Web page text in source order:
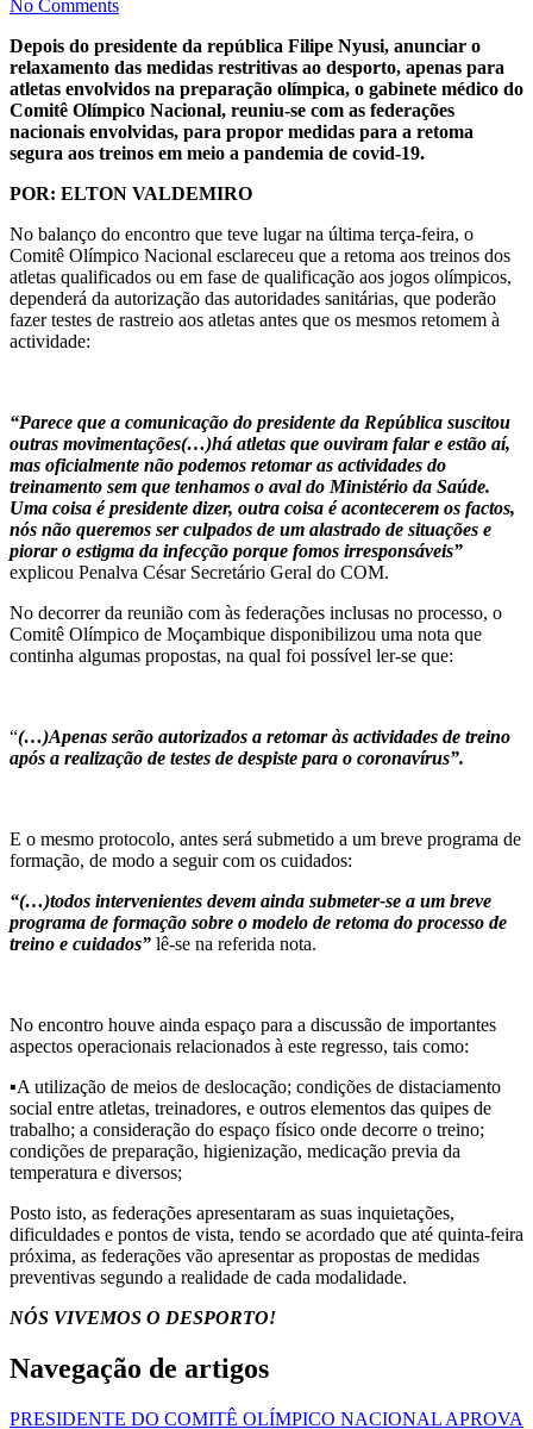
No Comments
Depois do presidente da república Filipe Nyusi, anunciar o
relaxamento das medidas restritivas ao desporto, apenas para
atletas envolvidos na preparação olímpica, o gabinete médico do
Comitê Olímpico Nacional, reuniu-se com as federações
nacionais envolvidas, para propor medidas para a retoma
segura aos treinos em meio a pandemia de covid-19.
POR: ELTON VALDEMIRO
No balanço do encontro que teve lugar na última terça-feira, o
Comitê Olímpico Nacional esclareceu que a retoma aos treinos dos
atletas qualificados ou em fase de qualificação aos jogos olímpicos,
dependerá da autorização das autoridades sanitárias, que poderão
fazer testes de rastreio aos atletas antes que os mesmos retomem à
actividade:
“Parece que a comunicação do presidente da República suscitou
outras movimentações(…)há atletas que ouviram falar e estão aí,
mas oficialmente não podemos retomar as actividades do
treinamento sem que tenhamos o aval do Ministério da Saúde.
Uma coisa é presidente dizer, outra coisa é acontecerem os factos,
nós não queremos ser culpados de um alastrado de situações e
piorar o estigma da infecção porque fomos irresponsáveis”
explicou Penalva César Secretário Geral do COM.
No decorrer da reunião com às federações inclusas no processo, o
Comitê Olímpico de Moçambique disponibilizou uma nota que
continha algumas propostas, na qual foi possível ler-se que:
“(…)Apenas serão autorizados a retomar às actividades de treino
após a realização de testes de despiste para o coronavírus”.
E o mesmo protocolo, antes será submetido a um breve programa de
formação, de modo a seguir com os cuidados:
“(…)todos intervenientes devem ainda submeter-se a um breve
programa de formação sobre o modelo de retoma do processo de
treino e cuidados” lê-se na referida nota.
No encontro houve ainda espaço para a discussão de importantes
aspectos operacionais relacionados à este regresso, tais como:
▪︎A utilização de meios de deslocação; condições de distaciamento
social entre atletas, treinadores, e outros elementos das quipes de
trabalho; a consideração do espaço físico onde decorre o treino;
condições de preparação, higienização, medicação previa da
temperatura e diversos;
Posto isto, as federações apresentaram as suas inquietações,
dificuldades e pontos de vista, tendo se acordado que até quinta-feira
próxima, as federações vão apresentar as propostas de medidas
preventivas segundo a realidade de cada modalidade.
NÓS VIVEMOS O DESPORTO!
Navegação de artigos
PRESIDENTE DO COMITÊ OLÍMPICO NACIONAL APROVA